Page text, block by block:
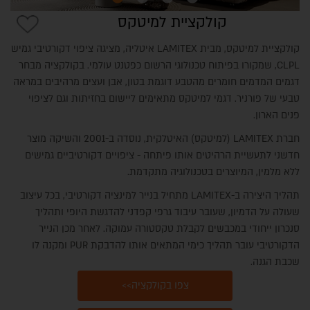
קולקציית למיטקס
קולקציית למיטקס, מבית LAMITEX איטליה, מציגה ציפוי דקורטיבי גמיש
CLPL, שמקורו בפיתוח טכנולוגי הרשום כפטנט עולמי. בקולקציה מבחר
דגמים המדמים חומרים מהטבע דוגמת בטון, אבן ועצים מרהיבים במראה
טבעי של פורניר. דגמי למיטקס מתאימים ליישום בחזיתות וגם לציפוי
פנים הארון.
חברת LAMITEX (למיטקס) האיטלקית, נוסדה ב-2001 והשיקה מוצר
חדשני לתעשיית הרהיטים אותו פיתחה - ציפויים דקורטיביים גמישים
ללא מלמין, המיוצרים בטכנולוגיה מתקדמת.
תהליך היצירה ב-LAMITEX מתחיל בנייר למינציה דקורטיבי, בכל עיצוב
שעולה על הדמיון, שעובר עיבוד גרפי קפדני להדגשת היופי ותהליך
סנכרון ייחודי במכבשים לקבלת טקסטורה עמוקה. לאחר מכן הנייר
הדקורטיבי עובר תהליך כימי המתאים אותו להדבקת PUR ומקנה לו
שכבת הגנה.
צפו בקולקציה>>